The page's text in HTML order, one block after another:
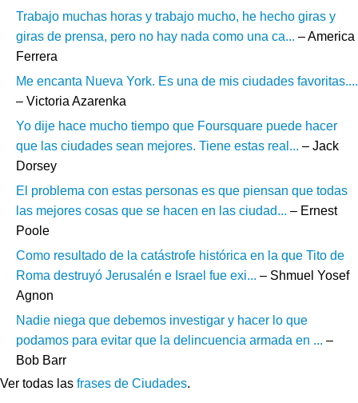
Trabajo muchas horas y trabajo mucho, he hecho giras y
giras de prensa, pero no hay nada como una ca... – America
Ferrera
Me encanta Nueva York. Es una de mis ciudades favoritas....
– Victoria Azarenka
Yo dije hace mucho tiempo que Foursquare puede hacer
que las ciudades sean mejores. Tiene estas real... – Jack
Dorsey
El problema con estas personas es que piensan que todas
las mejores cosas que se hacen en las ciudad... – Ernest
Poole
Como resultado de la catástrofe histórica en la que Tito de
Roma destruyó Jerusalén e Israel fue exi... – Shmuel Yosef
Agnon
Nadie niega que debemos investigar y hacer lo que
podamos para evitar que la delincuencia armada en ... –
Bob Barr
Ver todas las frases de Ciudades.